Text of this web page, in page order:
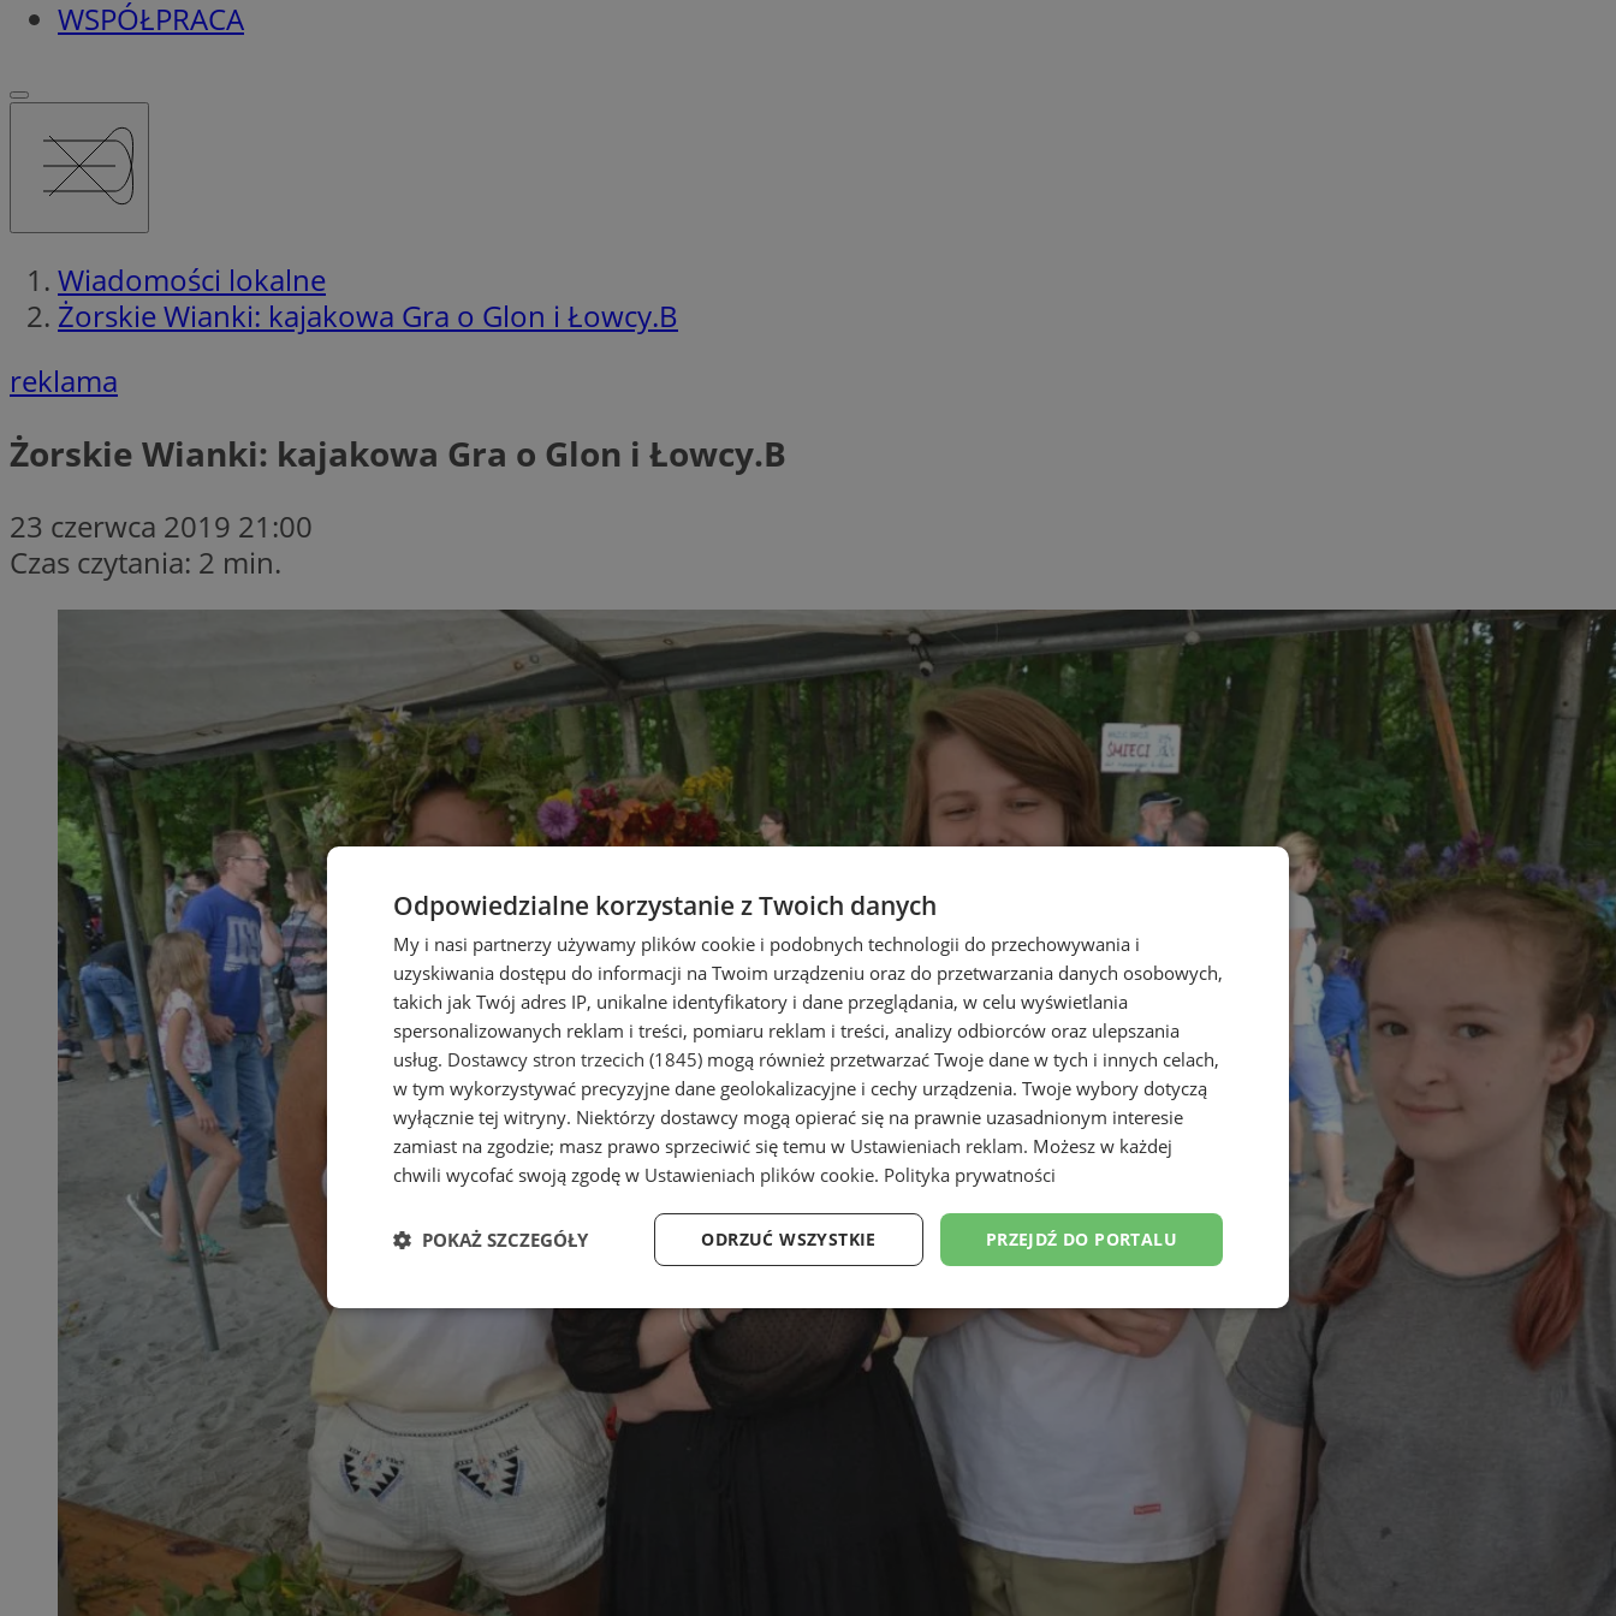
WSPÓŁPRACA
Wiadomości lokalne
Żorskie Wianki: kajakowa Gra o Glon i Łowcy.B
reklama
Żorskie Wianki: kajakowa Gra o Glon i Łowcy.B
23 czerwca 2019 21:00
Czas czytania: 2 min.
Odpowiedzialne korzystanie z Twoich danych
My i nasi partnerzy używamy plików cookie i podobnych technologii do przechowywania i
uzyskiwania dostępu do informacji na Twoim urządzeniu oraz do przetwarzania danych osobowych,
takich jak Twój adres IP, unikalne identyfikatory i dane przeglądania, w celu wyświetlania
spersonalizowanych reklam i treści, pomiaru reklam i treści, analizy odbiorców oraz ulepszania
usług. Dostawcy stron trzecich (1845) mogą również przetwarzać Twoje dane w tych i innych celach,
w tym wykorzystywać precyzyjne dane geolokalizacyjne i cechy urządzenia. Twoje wybory dotyczą
wyłącznie tej witryny. Niektórzy dostawcy mogą opierać się na prawnie uzasadnionym interesie
zamiast na zgodzie; masz prawo sprzeciwić się temu w Ustawieniach reklam. Możesz w każdej
chwili wycofać swoją zgodę w Ustawieniach plików cookie. Polityka prywatności
PRZEJDŹ DO PORTALU
ODRZUĆ WSZYSTKIE
POKAŻ SZCZEGÓŁY
Niezbędne Wydajność Targetowanie Funkcjonalność Niesklasyfikowane
Funkcjonalność
Niezbędne pliki cookie umożliwiają korzystanie z podstawowych funkcji strony internetowej, takich jak logowanie użytkownika i
zarządzanie kontem. Bez niezbędnych plików cookie nie można prawidłowo korzystać ze strony internetowej.
Nazwa